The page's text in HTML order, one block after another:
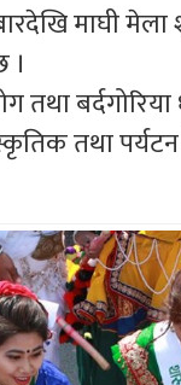
माघी
।
बर्दगोरिया
तथा